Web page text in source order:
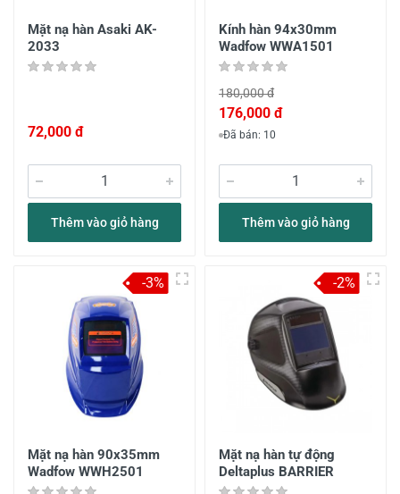
Mặt nạ hàn Asaki AK-
2033
72,000 đ
Thêm vào giỏ hàng
Kính hàn 94x30mm
Wadfow WWA1501
180,000 đ
176,000 đ
Đã bán: 10
Thêm vào giỏ hàng
Mặt nạ hàn 90x35mm
Wadfow WWH2501
-3%
Mặt nạ hàn tự động
Deltaplus BARRIER
-2%